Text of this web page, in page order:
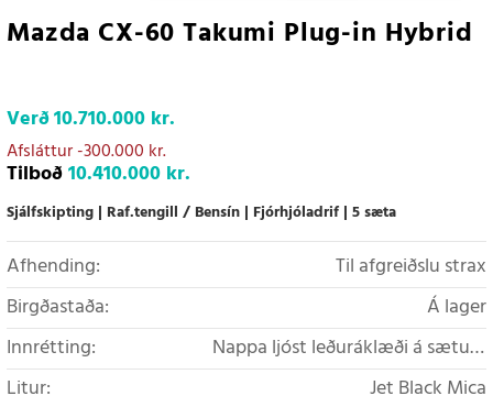
Mazda CX-60 Takumi Plug-in Hybrid
Verð10.710.000 kr.
Afsláttur-300.000 kr.
Tilboð10.410.000 kr.
Sjálfskipting Raf.tengill / Bensín Fjórhjóladrif 5 sæta
Afhending:
Til afgreiðslu strax
Birgðastaða:
Á lager
Innrétting:
Nappa ljóst leðuráklæði á sætum
(BLACK/PURE WHITE1)
Litur:
Jet Black Mica